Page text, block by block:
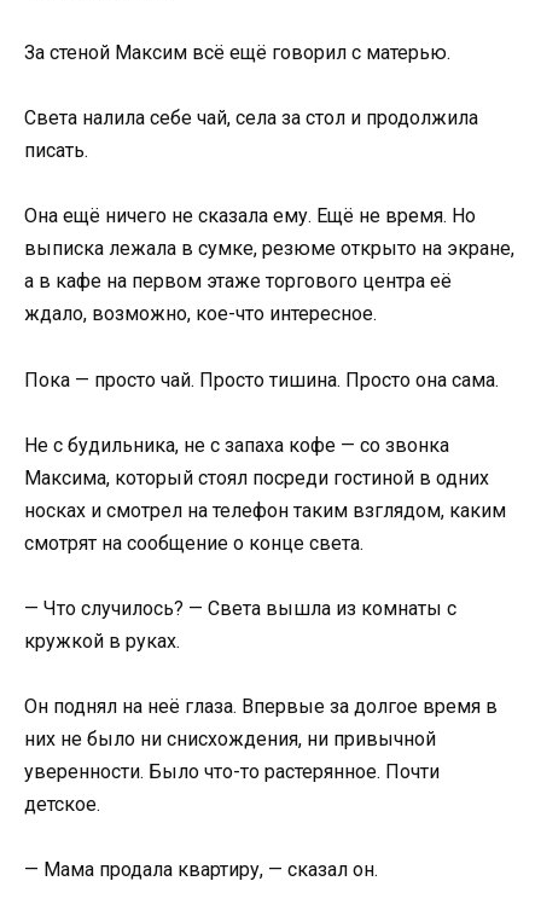
За стеной Максим всё ещё говорил с матерью.
Света налила себе чай, села за стол и продолжила
писать.
Она ещё ничего не сказала ему. Ещё не время. Но
выписка лежала в сумке, резюме открыто на экране,
а в кафе на первом этаже торгового центра её
ждало, возможно, кое-что интересное.
Пока — просто чай. Просто тишина. Просто она сама.
Не с будильника, не с запаха кофе — со звонка
Максима, который стоял посреди гостиной в одних
носках и смотрел на телефон таким взглядом, каким
смотрят на сообщение о конце света.
— Что случилось? — Света вышла из комнаты с
кружкой в руках.
Он поднял на неё глаза. Впервые за долгое время в
них не было ни снисхождения, ни привычной
уверенности. Было что-то растерянное. Почти
детское.
— Мама продала квартиру, — сказал он.